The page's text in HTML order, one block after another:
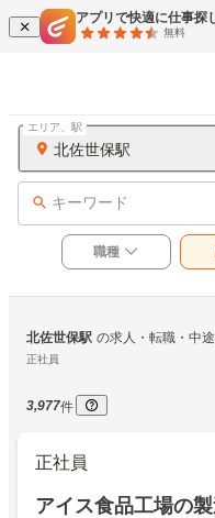
アプリで快適に仕事探
無料
北佐世保駅
エリア、駅
キーワード
職種
北佐世保駅 の求人・転職・中
正社員
3,977件
正社員
アイス食品工場の